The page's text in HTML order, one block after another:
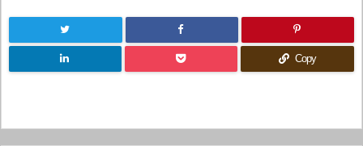
Copy